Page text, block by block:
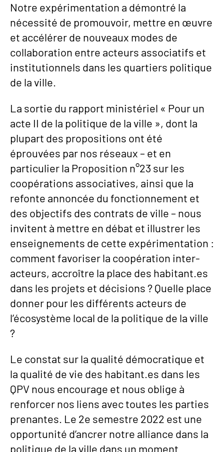
Notre expérimentation a démontré la
nécessité de promouvoir, mettre en œuvre
et accélérer de nouveaux modes de
collaboration entre acteurs associatifs et
institutionnels dans les quartiers politique
de la ville.
La sortie du rapport ministériel « Pour un
acte II de la politique de la ville », dont la
plupart des propositions ont été
éprouvées par nos réseaux – et en
particulier la Proposition n°23 sur les
coopérations associatives, ainsi que la
refonte annoncée du fonctionnement et
des objectifs des contrats de ville – nous
invitent à mettre en débat et illustrer les
enseignements de cette expérimentation :
comment favoriser la coopération inter-
acteurs, accroître la place des habitant.es
dans les projets et décisions ? Quelle place
donner pour les différents acteurs de
l’écosystème local de la politique de la ville
?
Le constat sur la qualité démocratique et
la qualité de vie des habitant.es dans les
QPV nous encourage et nous oblige à
renforcer nos liens avec toutes les parties
prenantes. Le 2e semestre 2022 est une
opportunité d’ancrer notre alliance dans la
politique de la ville dans un moment